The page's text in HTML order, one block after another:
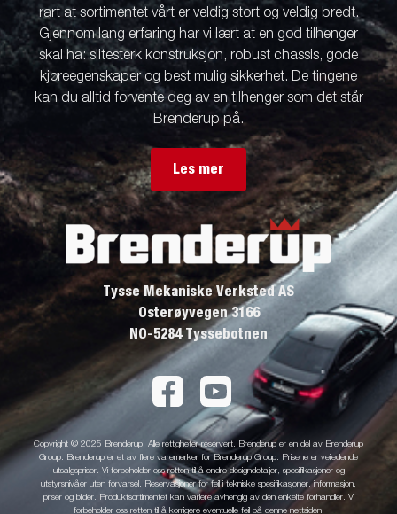
rart at sortimentet vårt er veldig stort og veldig bredt.
Gjennom lang erfaring har vi lært at en god tilhenger
skal ha: slitesterk konstruksjon, robust chassis, gode
kjøreegenskaper og best mulig sikkerhet. De tingene
kan du alltid forvente deg av en tilhenger som det står
Brenderup på.
Les mer
Tysse Mekaniske Verksted AS
Osterøyvegen 3166
NO-5284 Tyssebotnen
Copyright © 2025 Brenderup. Alle rettigheter reservert. Brenderup er en del av Brenderup
Group. Brenderup er et av flere varemerker for Brenderup Group. Prisene er veiledende
utsalgspriser. Vi forbeholder oss retten til å endre designdetaljer, spesifikasjoner og
utstyrsnivåer uten forvarsel. Reservasjoner for feil i tekniske spesifikasjoner, informasjon,
priser og bilder. Produktsortimentet kan variere avhengig av den enkelte forhandler. Vi
forbeholder oss retten til å korrigere eventuelle feil på denne nettsiden.